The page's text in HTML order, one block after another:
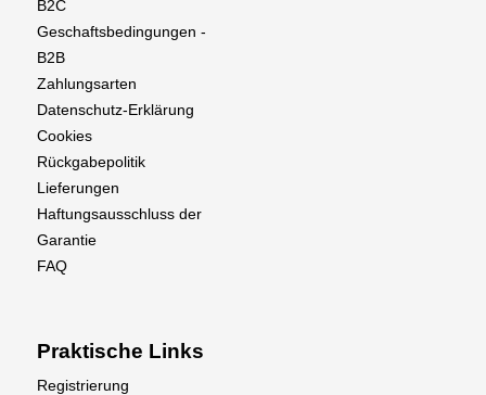
B2C
Geschaftsbedingungen -
B2B
Zahlungsarten
Datenschutz-Erklärung
Cookies
Rückgabepolitik
Lieferungen
Haftungsausschluss der
Garantie
FAQ
Praktische Links
Registrierung